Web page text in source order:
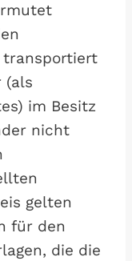
transportiert
(als
im Besitz
nicht
gelten
für den
die die